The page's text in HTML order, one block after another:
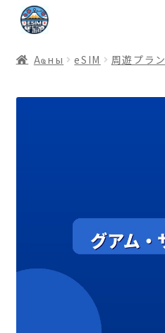
ナ
ビ
ー
ョ
コ
ン
ン
ス
Аҩны еSIM 周遊プラン